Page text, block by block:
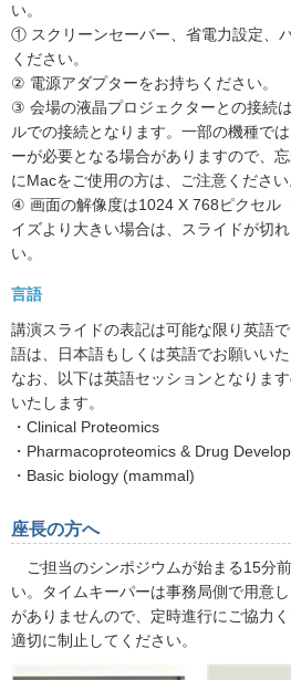
い。
① スクリーンセーバー、省電力設定、
ください。
② 電源アダプターをお持ちください。
③ 会場の液晶プロジェクターとの接続
ルでの接続となります。一部の機種で
ーが必要となる場合がありますので、
にMacをご使用の方は、ご注意ください
④ 画面の解像度は1024 X 768ピクセル
イズより大きい場合は、スライドが切
い。
言語
講演スライドの表記は可能な限り英語
語は、日本語もしくは英語でお願いいた
なお、以下は英語セッションとなりま
いたします。
・Clinical Proteomics
・Pharmacoproteomics & Drug
・Basic biology (mammal)
座長の方へ
ご担当のシンポジウムが始まる15分
い。タイムキーパーは事務局側で用意
がありませんので、定時進行にご協力
適切に制止してください。